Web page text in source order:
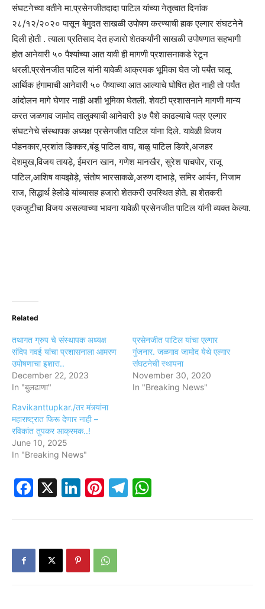
संघटनेच्या वतीने मा.प्रसेनजीतदादा पाटिल यांच्या नेतृत्वात दिनांक
२८/१२/२०२० पासून बेमुदत साखळी उपोषण करण्याची हाक एल्गार संघटनेने
दिली होती . त्याला प्रतिसाद देत हजारो शेतकर्यांनी साखळी उपोषणात सहभागी
होत आनेवारी ५० पैश्यांच्या आत यावी ही मागणी प्रशासनाकडे रेटून
धरली.प्रसेनजीत पाटिल यांनी यावेळी आक्रमक भूमिका घेत जो पर्यंत चालू
आर्थिक हंगामाची आनेवारी ५० पैष्याच्या आत आल्याचे घोषित होत नाही तो पर्यंत
आंदोलन मागे घेणार नाही अशी भूमिका घेतली. शेवटी प्रशासनाने मागणी मान्य
करत जळगाव जामोद तालुक्याची आनेवारी ३७ पैशे काढल्याचे पत्र एल्गार
संघटनेचे संस्थापक अध्यक्ष प्रसेनजीत पाटिल यांना दिले. यावेळी विजय
पोहनकार,प्रशांत डिक्कर,बंडू पाटिल वाघ, बाळु पाटिल डिवरे,अजहर
देशमुख,विजय तायड़े, ईमरान खान, गणेश मानखैर, सुरेश पाचपोर, राजू
पाटिल,आशिष वायझोड़े, संतोष भारसाकळे,अरुण दाभाड़े, समिर आर्यन, निजाम
राज, सिद्धार्थ हेलोडे यांच्यासह हजारो शेतकरी उपस्थित होते. हा शेतकरी
एकजुटीचा विजय असल्याच्या भावना यावेळी प्रसेनजीत पाटिल यांनी व्यक्त केल्या.
Related
तथागत ग्रुप चे संस्थापक अध्यक्ष
संदिप गवई यांचा प्रशासनाला आमरण
उपोषणाचा इशारा..
December 22, 2023
In "बुलढाणा"
प्रसेनजीत पाटिल यांचा एल्गार
गुंजनार. जळगाव जामोद येथे एल्गार
संघटनेची स्थापना
November 30, 2020
In "Breaking News"
Ravikanttupkar./तर मंत्र्यांना
महाराष्ट्रात फिरू देणार नाही –
रविकांत तुपकर आक्रमक..!
June 10, 2025
In "Breaking News"
Facebook
X LinkedIn
Pinterest
Telegram